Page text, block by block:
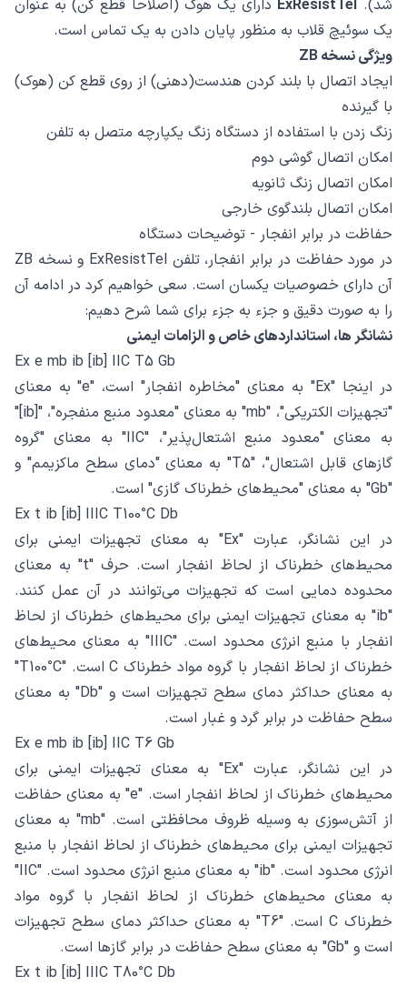
شد). ExResistTel دارای یک هوک (اصلاحا قطع کن) به عنوان
یک سوئیچ قلاب به منظور پایان دادن به یک تماس است.
ویژگی نسخه ZB
ایجاد اتصال با بلند کردن هندست(دهنی) از روی قطع کن (هوک)
با گیرنده
زنگ زدن با استفاده از دستگاه زنگ یکپارچه متصل به تلفن
امکان اتصال گوشی دوم
امکان اتصال زنگ ثانویه
امکان اتصال بلندگوی خارجی
حفاظت در برابر انفجار - توضیحات دستگاه
در مورد حفاظت در برابر انفجار، تلفن ExResistTel و نسخه ZB
آن دارای خصوصیات یکسان است. سعی خواهیم کرد در ادامه آن
را به صورت دقیق و جزء به جزء برای شما شرح دهیم:
نشانگر ها، استانداردهای خاص و الزامات ایمنی
Ex e mb ib [ib] IIC T5 Gb
در اینجا "Ex" به معنای "مخاطره انفجار" است، "e" به معنای
"تجهیزات الکتریکی"، "mb" به معنای "معدود منبع منفجره"، "[ib]"
به معنای "معدود منبع اشتعال‌پذیر"، "IIC" به معنای "گروه
گازهای قابل اشتعال"، "T5" به معنای "دمای سطح ماکزیمم" و
"Gb" به معنای "محیط‌های خطرناک گازی" است.
Ex t ib [ib] IIIC T100°C Db
در این نشانگر، عبارت "Ex" به معنای تجهیزات ایمنی برای
محیط‌های خطرناک از لحاظ انفجار است. حرف "t" به معنای
محدوده دمایی است که تجهیزات می‌توانند در آن عمل کنند.
"ib" به معنای تجهیزات ایمنی برای محیط‌های خطرناک از لحاظ
انفجار با منبع انرژی محدود است. "IIIC" به معنای محیط‌های
خطرناک از لحاظ انفجار با گروه مواد خطرناک C است. "T100°C"
به معنای حداکثر دمای سطح تجهیزات است و "Db" به معنای
سطح حفاظت در برابر گرد و غبار است.
Ex e mb ib [ib] IIC T6 Gb
در این نشانگر، عبارت "Ex" به معنای تجهیزات ایمنی برای
محیط‌های خطرناک از لحاظ انفجار است. "e" به معنای حفاظت
از آتش‌سوزی به وسیله ظروف محافظتی است. "mb" به معنای
تجهیزات ایمنی برای محیط‌های خطرناک از لحاظ انفجار با منبع
انرژی محدود است. "ib" به معنای منبع انرژی محدود است. "IIC"
به معنای محیط‌های خطرناک از لحاظ انفجار با گروه مواد
خطرناک C است. "T6" به معنای حداکثر دمای سطح تجهیزات
است و "Gb" به معنای سطح حفاظت در برابر گازها است.
Ex t ib [ib] IIIC T80°C Db